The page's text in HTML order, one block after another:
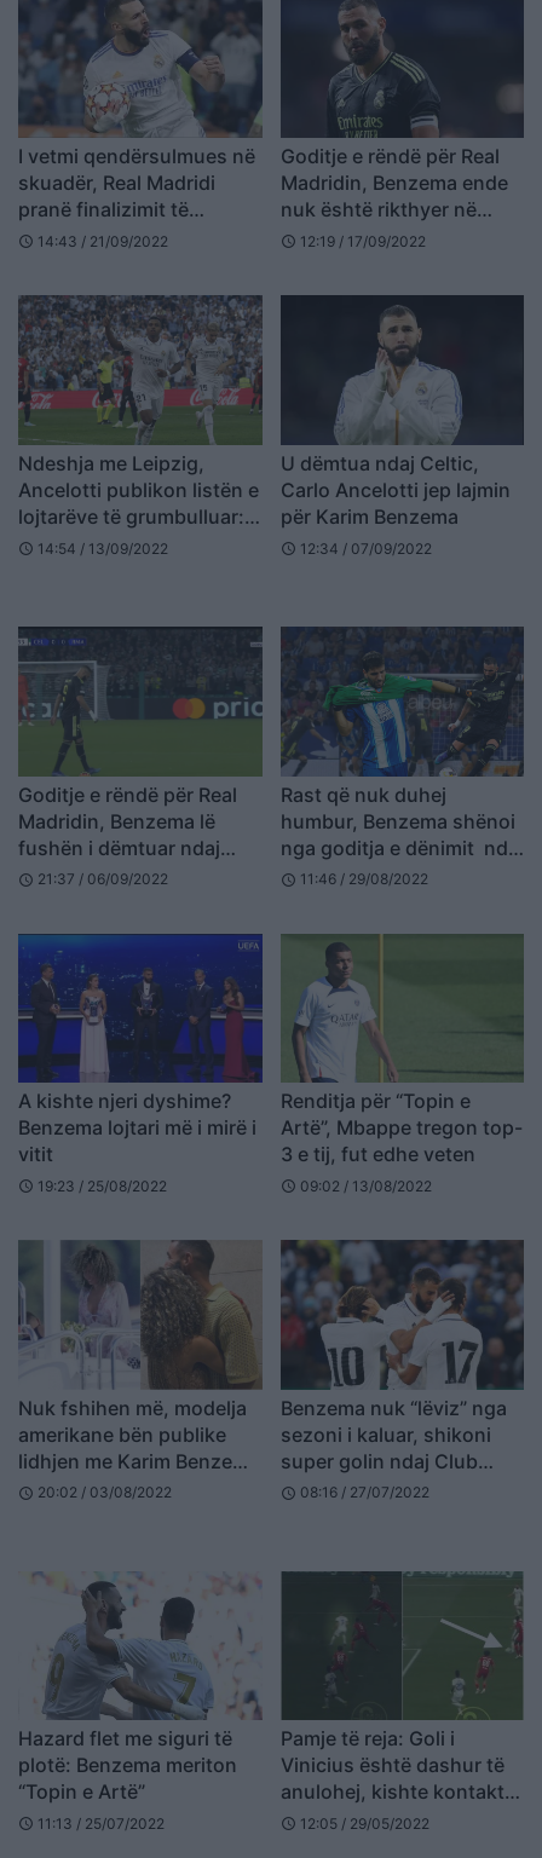
I vetmi qendërsulmues në
skuadër, Real Madridi
pranë finalizimit të
rinovimit me Karim
schedule 14:43 / 21/09/2022
Goditje e rëndë për Real
Madridin, Benzema ende
nuk është rikthyer në
stërvitje: Derbi në rrezik
schedule 12:19 / 17/09/2022
Ndeshja me Leipzig,
Ancelotti publikon listën e
lojtarëve të grumbulluar:
Tre mungesa të mëdha
schedule 14:54 / 13/09/2022
U dëmtua ndaj Celtic,
Carlo Ancelotti jep lajmin
për Karim Benzema
schedule 12:34 / 07/09/2022
Goditje e rëndë për Real
Madridin, Benzema lë
fushën i dëmtuar ndaj
Celtic
schedule 21:37 / 06/09/2022
Rast që nuk duhej
humbur, Benzema shënoi
nga goditja e dënimit ndaj
Espanyol ndërsa në portë
schedule 11:46 / 29/08/2022
A kishte njeri dyshime?
Benzema lojtari më i mirë i
vitit
schedule 19:23 / 25/08/2022
Renditja për “Topin e
Artë”, Mbappe tregon top-
3 e tij, fut edhe veten
schedule 09:02 / 13/08/2022
Nuk fshihen më, modelja
amerikane bën publike
lidhjen me Karim Benzema
(FOTO LAJM)
schedule 20:02 / 03/08/2022
Benzema nuk “lëviz” nga
sezoni i kaluar, shikoni
super golin ndaj Club
America (VIDEO)
schedule 08:16 / 27/07/2022
Hazard flet me siguri të
plotë: Benzema meriton
“Topin e Artë”
schedule 11:13 / 25/07/2022
Pamje të reja: Goli i
Vinicius është dashur të
anulohej, kishte kontakt
Karim Benzema (VIDEO)
schedule 12:05 / 29/05/2022